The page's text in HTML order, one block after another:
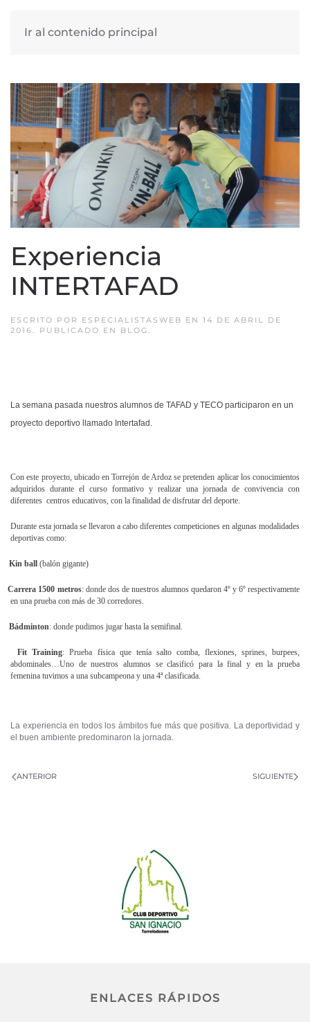
Ir al contenido principal
Experiencia
INTERTAFAD
ESCRITO POR ESPECIALISTASWEB EN 14 DE ABRIL DE
2016. PUBLICADO EN BLOG.
La semana pasada nuestros alumnos de TAFAD y TECO participaron en un
proyecto deportivo llamado Intertafad.
Con este proyecto, ubicado en Torrejón de Ardoz se pretenden aplicar los conocimientos
adquiridos durante el curso formativo y realizar una jornada de convivencia con
diferentes centros educativos, con la finalidad de disfrutar del deporte.
Durante esta jornada se llevaron a cabo diferentes competiciones en algunas modalidades
deportivas como:
Kin ball (balón gigante)
Carrera 1500 metros: donde dos de nuestros alumnos quedaron 4º y 6º respectivamente
en una prueba con más de 30 corredores.
Bádminton: donde pudimos jugar hasta la semifinal.
Fit Training: Prueba física que tenía salto comba, flexiones, sprines, burpees,
abdominales…Uno de nuestros alumnos se clasificó para la final y en la prueba
femenina tuvimos a una subcampeona y una 4ª clasificada.
La experiencia en todos los ámbitos fue más que positiva. La deportividad y
el buen ambiente predominaron la jornada.
ANTERIOR SIGUIENTE
ENLACES RÁPIDOS